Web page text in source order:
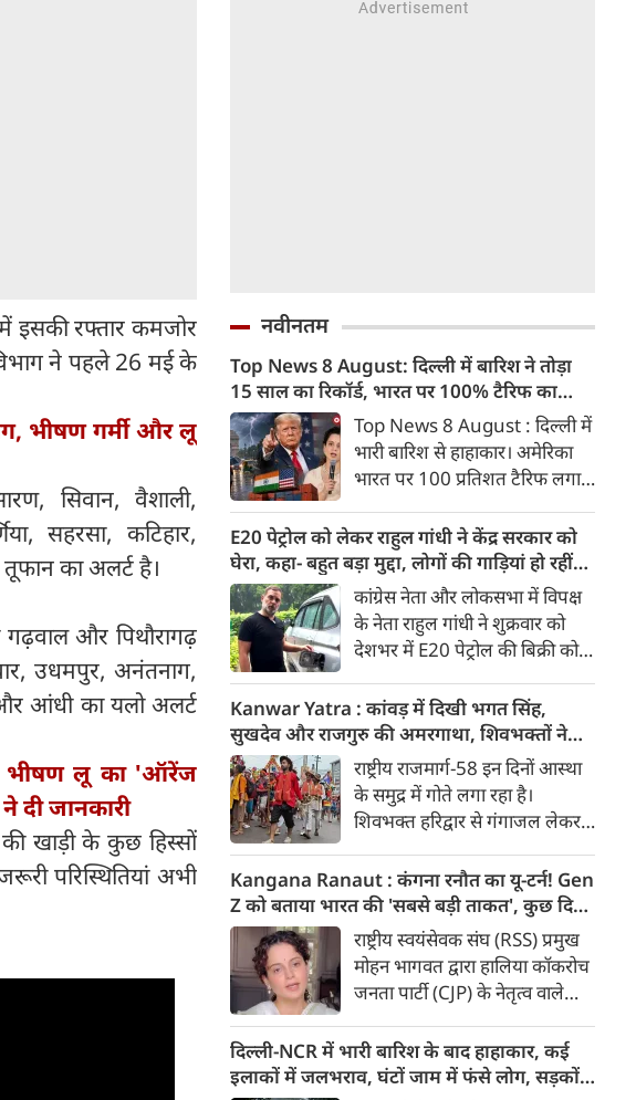
रफ्तार कमजोर
ने पहले 26 मई के
भीषण गर्मी और लू
सिवान, वैशाली,
सहरसा, कटिहार,
का अलर्ट है।
गढ़वाल और पिथौरागढ़
उधमपुर, अनंतनाग,
आंधी का यलो अलर्ट
भीषण लू का 'ऑरेंज
दी जानकारी
खाड़ी के कुछ हिस्सों
परिस्थितियां अभी
नवीनतम
Top News 8 August: दिल्ली में बारिश ने तोड़ा
15 साल का रिकॉर्ड, भारत पर 100% टैरिफ का
खतरा; Gen Z पर कंगना का यू-टर्नTop News 8 August : दिल्ली में
भारी बारिश से हाहाकार। अमेरिका
भारत पर 100 प्रतिशत टैरिफ लगाने
की तैयारी कर रहा है। बीजेपी सांसद
कंगना रनौत ने Gen Z को भारत की
‘सबसे बड़ी ताकत’ बताया है।
प्रयागराज में युवाओं से बात करेंगे
केन्द्र सरकार को अल्टीमेटम। 8
अगस्त की बड़ी खबरें :
E20 पेट्रोल को लेकर राहुल गांधी ने केंद्र सरकार को
घेरा, कहा- बहुत बड़ा मुद्दा, लोगों की गाड़ियां हो रहीं
खराब, BJP ने बताया खराब पटकथा
कांग्रेस नेता और लोकसभा में विपक्ष
के नेता राहुल गांधी ने शुक्रवार को
देशभर में E20 पेट्रोल की बिक्री को
लेकर केंद्र सरकार पर हमला तेज कर
दिया। उन्होंने E20 को ‘बहुत बड़ा
मुद्दा’ बताते हुए आरोप लगाया कि
इसके इस्तेमाल से वाहनों को नुकसान
आम उपभोक्ताओं पर पड़ रहा है।
Kanwar Yatra : कांवड़ में दिखी भगत सिंह,
सुखदेव और राजगुरु की अमरगाथा, शिवभक्तों ने
अनोखे अंदाज में दी श्रद्धांजलिराष्ट्रीय राजमार्ग-58 इन दिनों आस्था
के समुद्र में गोते लगा रहा है।
शिवभक्त हरिद्वार से गंगाजल लेकर
अपने-अपने गंतव्य की तरफ बढ़ रहे
है। लाखों शिवभक्तों के बीच रंग-
बिरंगी और आकर्षक कांवड़ें हर किसी
का ध्यान बरबस अपनी ओर खींच रही
हैं। लेकिन ऐसे में जब शिव चौक से
एक गुजरी कांवड़ ने लोगों के दिलों को
गहराई तक छू लिया। यह केवल
कांवड़ नहीं थी, बल्कि देश की
Kangana Ranaut : कंगना रनौत का यू-टर्न! Gen
Z को बताया भारत की 'सबसे बड़ी ताकत', कुछ दिन
पहले प्रदर्शनकारियों को कहा था 'जेनरेशन गटर'
राष्ट्रीय स्वयंसेवक संघ (RSS) प्रमुख
मोहन भागवत द्वारा हालिया कॉकरोच
जनता पार्टी (CJP) के नेतृत्व वाले
प्रदर्शनों में Gen Z की भूमिका को